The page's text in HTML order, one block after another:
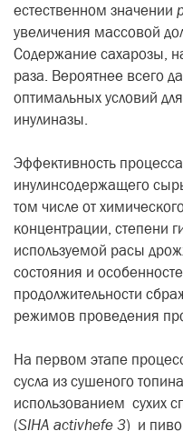
естественном значении
увеличения массовой
Содержание сахарозы,
раза. Вероятнее всего
оптимальных условий
инулиназы.
Эффективность
инулинсодержащего
том числе от
концентрации, степени
используемой расы
состояния и
продолжительности
режимов проведения
На первом этапе
сусла из сушеного
использованием сухих
(SIHA activhefe3) и